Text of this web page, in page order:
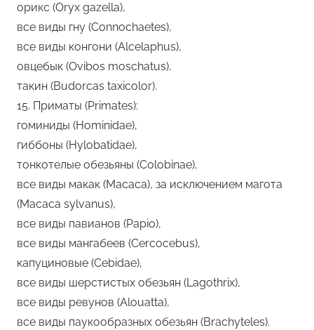
орикс (Oryx gazella),
все виды гну (Connochaetes),
все виды конгони (Alcelaphus),
овцебык (Ovibos moschatus),
такин (Budorcas taxicolor).
15. Приматы (Primates):
гоминиды (Hominidae),
гиббоны (Hylobatidae),
тонкотелые обезьяны (Colobinae),
все виды макак (Масаса), за исключением магота
(Масаса sylvanus),
все виды павианов (Papio),
все виды мангабеев (Cercocebus),
капуциновые (Cebidae),
все виды шерстистых обезьян (Lagothrix),
все виды ревунов (Alouatta),
все виды паукообразных обезьян (Brachyteles).